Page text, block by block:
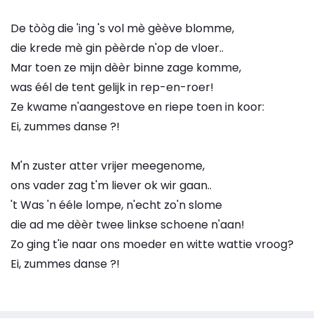
De tòòg die 'ing 's vol mè gèève blomme,
die krede mè gin pèèrde n'op de vloer..
Mar toen ze mijn dèèr binne zage komme,
was éél de tent gelijk in rep-en-roer!
Ze kwame n'aangestove en riepe toen in koor:
Ei, zummes danse ?!
M'n zuster atter vrijer meegenome,
ons vader zag t'm liever ok wir gaan..
't Was 'n ééle lompe, n'echt zo'n slome
die ad me dèèr twee linkse schoene n'aan!
Zo ging t'ie naar ons moeder en witte wattie vroog?
Ei, zummes danse ?!